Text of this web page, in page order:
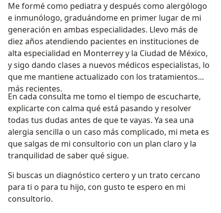
Me formé como pediatra y después como alergólogo
e inmunólogo, graduándome en primer lugar de mi
generación en ambas especialidades. Llevo más de
diez años atendiendo pacientes en instituciones de
alta especialidad en Monterrey y la Ciudad de México,
y sigo dando clases a nuevos médicos especialistas, lo
que me mantiene actualizado con los tratamientos
más recientes.
En cada consulta me tomo el tiempo de escucharte,
explicarte con calma qué está pasando y resolver
todas tus dudas antes de que te vayas. Ya sea una
alergia sencilla o un caso más complicado, mi meta es
que salgas de mi consultorio con un plan claro y la
tranquilidad de saber qué sigue.
Si buscas un diagnóstico certero y un trato cercano
para ti o para tu hijo, con gusto te espero en mi
consultorio.